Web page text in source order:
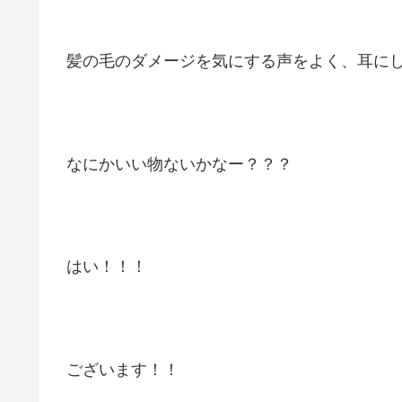
髪の毛のダメージを気にする声をよく、耳に
なにかいい物ないかなー？？？
はい！！！
ございます！！